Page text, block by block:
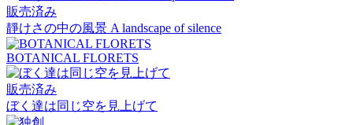
販売済み
靜けさの中の風景 A landscape of silence
BOTANICAL FLORETS
販売済み
ぼく達は同じ空を見上げて